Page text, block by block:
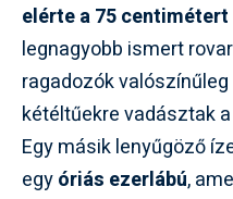
elérte a 75 centimétert
legnagyobb ismert
ragadozók
kétéltűekre vadásztak
Egy másik lenyűgöző
egyóriás ezerlábú,